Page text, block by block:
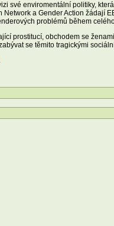
své enviromentální politiky,
Network a Gender Action žádají
problémů během
prostitucí, obchodem se
se těmito tragickými